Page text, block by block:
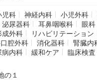
児科 神経内科 小児外科
泌尿器科 耳鼻咽喉科
眼科
成外科 リハビリテーション
腔外科 消化器科
腎臓内
病内科 緩和ケア
臨床検
の１